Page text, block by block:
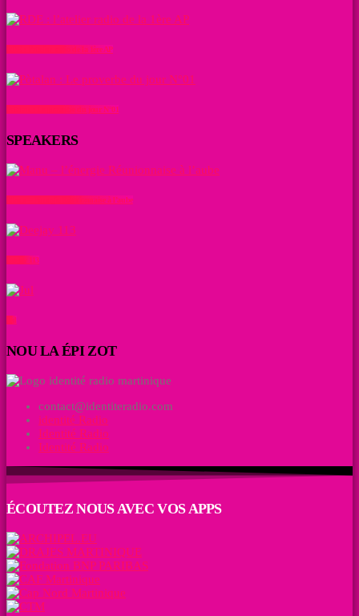
RDE : l’atelier radio de la 1ère AP
Pòtalan : Le proverbe du jour N°01
SPEAKERS
Manu – l’énergie Réunionnaise à l’aube
Deejay 113
Jul
NOU LA ÉPI ZOT
contact@identiteradio.com
identité Radio
Identité Radio
Identité Radio
ÉCOUTEZ NOUS AVEC VOS APPS